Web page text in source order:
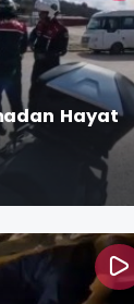
Hayat